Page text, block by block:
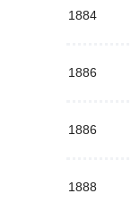
1884
1886
1886
1888